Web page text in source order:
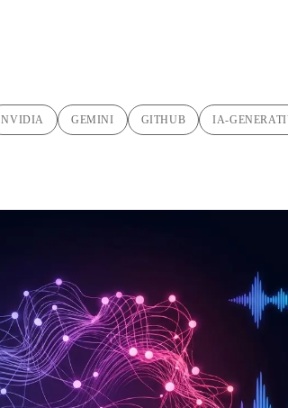
NVIDIA GEMINI GITHUB IA-